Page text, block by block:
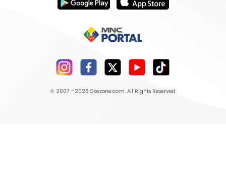
© 2007 - 2026 Okezone.com, All Rights Reserved